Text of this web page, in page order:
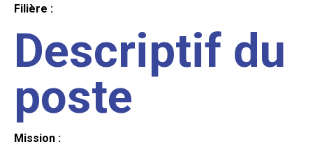
Filière :
Descriptif du
poste
Mission :